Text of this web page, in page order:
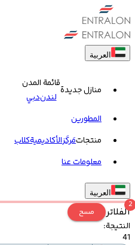
العربية
منازل جديدة
قائمة المدن
لندندبي
المطورين
منتجاتمَركَزالأكاديميةکلاب
معلومات عنا
العربية
الفلاتر
2
مسح
النتيجة:
41